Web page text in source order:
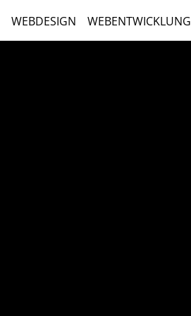
WEBDESIGN WEBENTWICKLUNG